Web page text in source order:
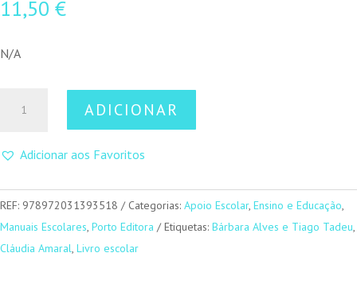
11,50 €
N/A
Diário
História/Prepara-
te
para
ADICIONAR
Adicionar aos Favoritos
REF: 978972031393518 Categorias: Apoio Escolar, Ensino e Educação,
Manuais Escolares, Porto Editora Etiquetas: Bárbara Alves e Tiago Tadeu,
Cláudia Amaral, Livro escolar